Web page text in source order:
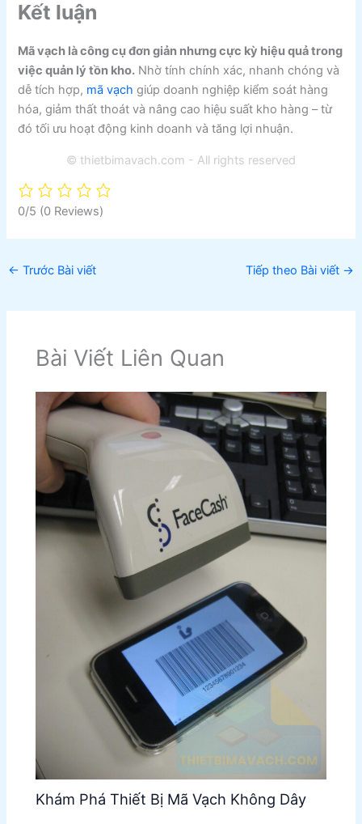
Kết luận
Mã vạch là công cụ đơn giản nhưng cực kỳ hiệu quả trong
việc quản lý tồn kho. Nhờ tính chính xác, nhanh chóng và
dễ tích hợp, mã vạch giúp doanh nghiệp kiểm soát hàng
hóa, giảm thất thoát và nâng cao hiệu suất kho hàng – từ
đó tối ưu hoạt động kinh doanh và tăng lợi nhuận.
© thietbimavach.com - All rights reserved
0/5 (0 Reviews)
← Trước Bài viết Tiếp theo Bài viết →
Bài Viết Liên Quan
Khám Phá Thiết Bị Mã Vạch Không Dây